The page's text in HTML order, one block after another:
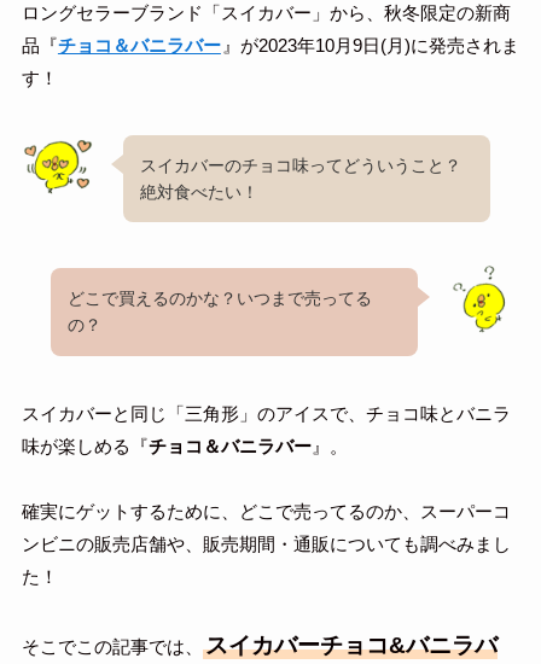
ロングセラーブランド「スイカバー」から、秋冬限定の新商
品『チョコ＆バニラバー 』が2023年10月9日(月)に発売されま
す！
スイカバーのチョコ味ってどういうこと？
絶対食べたい！
どこで買えるのかな？いつまで売ってる
の？
スイカバーと同じ「三角形」のアイスで、チョコ味とバニラ
味が楽しめる『チョコ＆バニラバー』。
確実にゲットするために、どこで売ってるのか、スーパーコ
ンビニの販売店舗や、販売期間・通販についても調べみまし
た！
そこでこの記事では、
スイカバーチョコ&バニラバ